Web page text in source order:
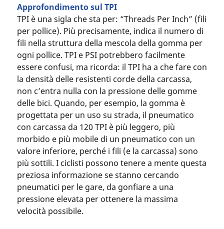
Approfondimento sul TPI
TPI è una sigla che sta per: “Threads Per Inch” (fili
per pollice). Più precisamente, indica il numero di
fili nella struttura della mescola della gomma per
ogni pollice. TPI e PSI potrebbero facilmente
essere confusi, ma ricorda: il TPI ha a che fare con
la densità delle resistenti corde della carcassa,
non c’entra nulla con la pressione delle gomme
delle bici. Quando, per esempio, la gomma è
progettata per un uso su strada, il pneumatico
con carcassa da 120 TPI è più leggero, più
morbido e più mobile di un pneumatico con un
valore inferiore, perché i fili (e la carcassa) sono
più sottili. I ciclisti possono tenere a mente questa
preziosa informazione se stanno cercando
pneumatici per le gare, da gonfiare a una
pressione elevata per ottenere la massima
velocità possibile.